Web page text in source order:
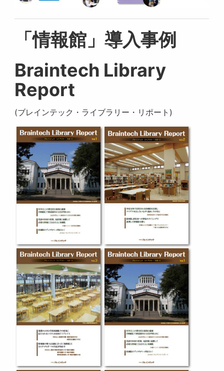
「情報館」導入事例
Braintech Library
Report
(ブレインテック・ライブラリー・リポート)